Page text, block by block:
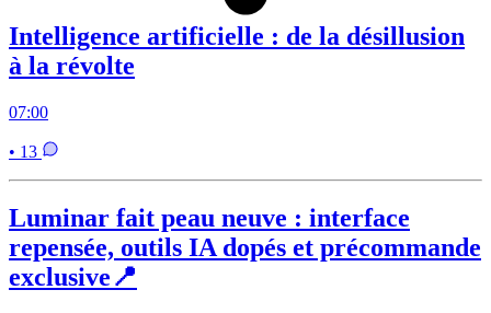
Intelligence artificielle : de la désillusion
à la révolte
07:00
• 13
Luminar fait peau neuve : interface
repensée, outils IA dopés et précommande
exclusive📍